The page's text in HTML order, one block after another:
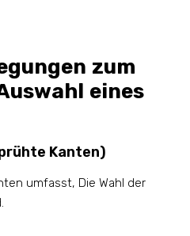
zum
eines
Kanten)
umfasst, Die Wahl der